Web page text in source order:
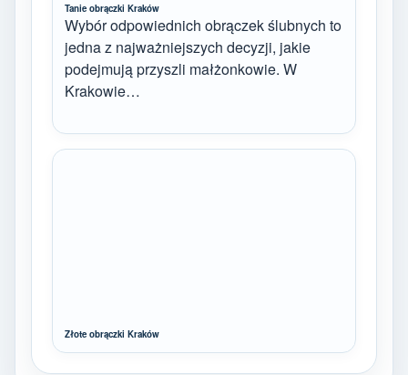
Tanie obrączki Kraków
Wybór odpowiednich obrączek ślubnych to
jedna z najważniejszych decyzji, jakie
podejmują przyszli małżonkowie. W
Krakowie…
Złote obrączki Kraków